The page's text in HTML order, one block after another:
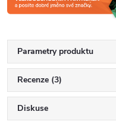
Parametry produktu
Recenze (3)
Diskuse